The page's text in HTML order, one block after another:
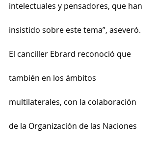
intelectuales y pensadores, que han
insistido sobre este tema”, aseveró.
El canciller Ebrard reconoció que
también en los ámbitos
multilaterales, con la colaboración
de la Organización de las Naciones